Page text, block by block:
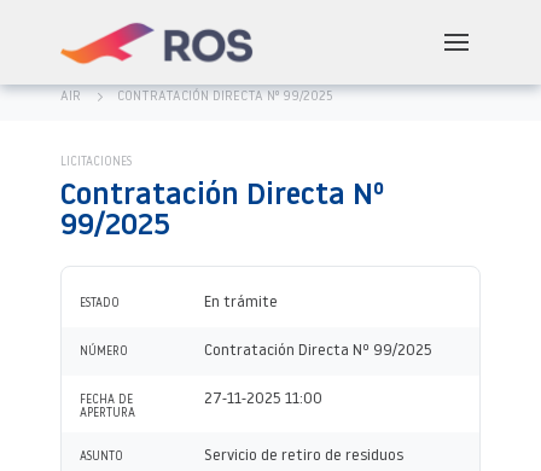
AIR CONTRATACIÓN DIRECTA Nº 99/2025
LICITACIONES
Contratación Directa Nº
99/2025
ESTADO En trámite
NÚMERO Contratación Directa Nº 99/2025
FECHA DE
APERTURA
27-11-2025 11:00
ASUNTO
Servicio de retiro de residuos